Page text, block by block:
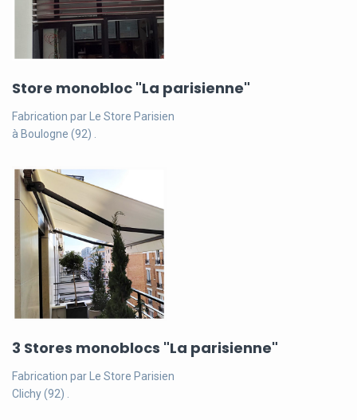
Store monobloc "La parisienne"
Fabrication par Le Store Parisien
à Boulogne (92) .
3 Stores monoblocs "La parisienne"
Fabrication par Le Store Parisien
Clichy (92) .